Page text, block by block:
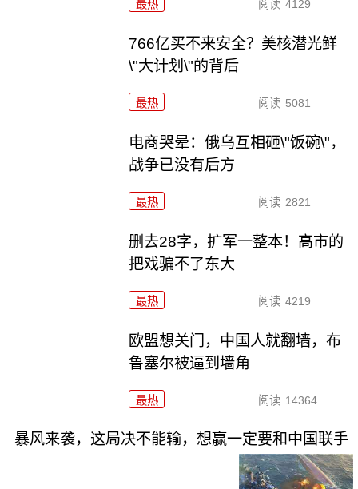
最热 阅读 4129
766亿买不来安全？美核潜光鲜
\"大计划\"的背后
最热 阅读 5081
电商哭晕：俄乌互相砸\"饭碗\"，
战争已没有后方
最热 阅读 2821
删去28字，扩军一整本！高市的
把戏骗不了东大
最热 阅读 4219
欧盟想关门，中国人就翻墙，布
鲁塞尔被逼到墙角
最热 阅读 14364
暴风来袭，这局决不能输，想赢一定要和中国联手